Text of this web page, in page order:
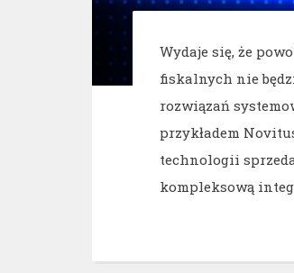
Wydaje się, że
fiskalnych nie
rozwiązań
przykładem
technologii
kompleksową